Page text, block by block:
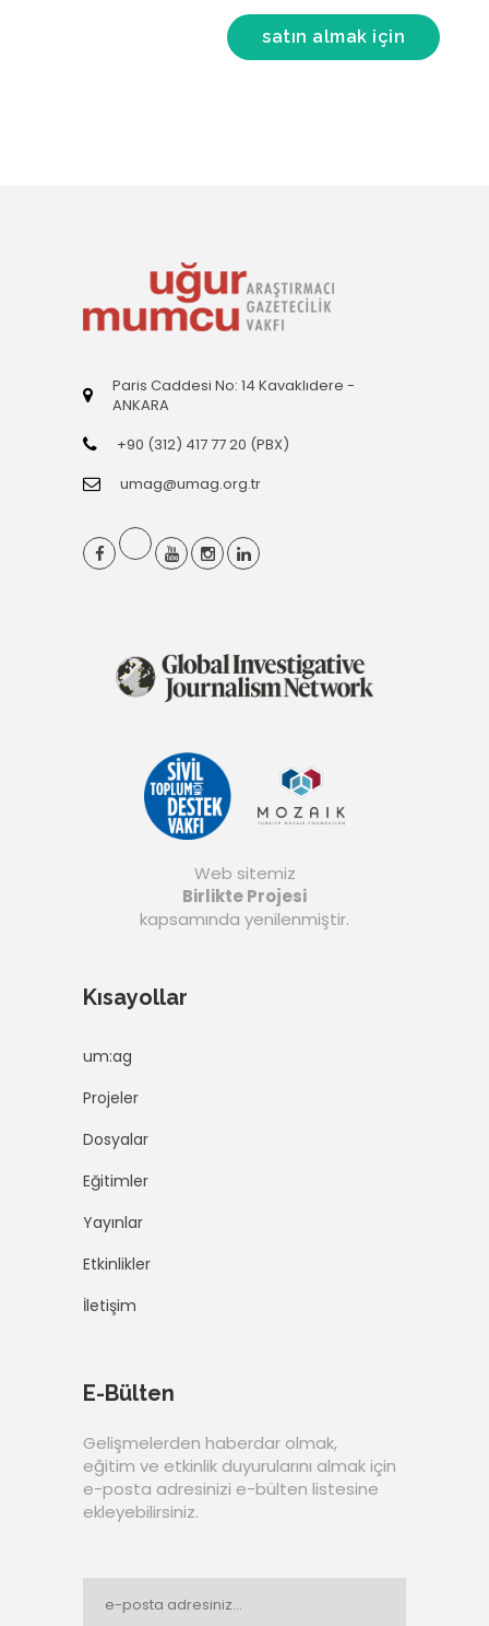
satın almak için
Paris Caddesi No: 14 Kavaklıdere -
ANKARA
+90 (312) 417 77 20 (PBX)
umag@umag.org.tr
Web sitemiz
Birlikte Projesi
kapsamında yenilenmiştir.
Kısayollar
um:ag
Projeler
Dosyalar
Eğitimler
Yayınlar
Etkinlikler
İletişim
E-Bülten
Gelişmelerden haberdar olmak,
eğitim ve etkinlik duyurularını almak için
e-posta adresinizi e-bülten listesine
ekleyebilirsiniz.